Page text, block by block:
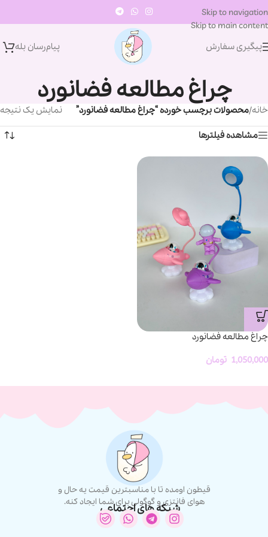
Skip to navigation
Skip to main content
پیگیری سفارش
پیام‌رسان‌ بله
چراغ مطالعه فضانورد
خانه/محصولات برچسب خورده “چراغ مطالعه فضانورد” نمایش یک نتیجه
مشاهده فیلترها
چراغ مطالعه فضانورد
1,050,000 تومان
قیطون اومده تا با مناسبترین قیمت یه حال و
هوای فانتزی و گوگولی برای شما ایجاد کنه.
شبکه های اجتماعی